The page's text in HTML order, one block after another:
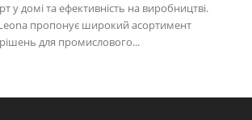
у домі та ефективність на виробництві.
пропонує широкий асортимент
для промислового...